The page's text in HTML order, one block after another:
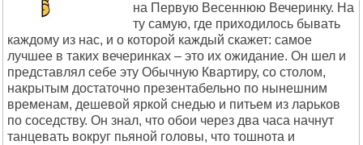
на Первую Весеннюю Вечеринку. На
ту самую, где приходилось бывать
каждому из нас, и о которой каждый скажет: самое
лучшее в таких вечеринках – это их ожидание. Он шел и
представлял себе эту Обычную Квартиру, со столом,
накрытым достаточно презентабельно по нынешним
временам, дешевой яркой снедью и питьем из ларьков
по соседству. Он знал, что обои через два часа начнут
танцевать вокруг пьяной головы, что тошнота и